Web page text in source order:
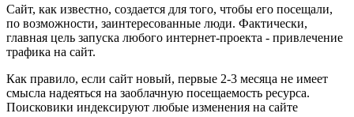
Сайт, как известно, создается для того, чтобы его посещали,
по возможности, заинтересованные люди. Фактически,
главная цель запуска любого интернет-проекта - привлечение
трафика на сайт.
Как правило, если сайт новый, первые 2-3 месяца не имеет
смысла надеяться на заоблачную посещаемость ресурса.
Поисковики индексируют любые изменения на сайте